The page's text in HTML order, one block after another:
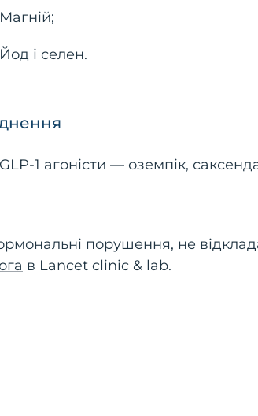
Магній;
Йод і селен.
GLP-1 агоністи — оземпік,
порушення, не
в Lancet clinic & lab.